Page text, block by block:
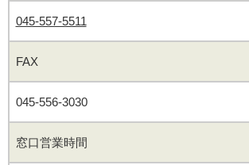
045-557-5511
FAX
045-556-3030
窓口営業時間